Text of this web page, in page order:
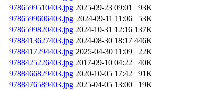
9786599510403.jpg 2025-09-23 09:01
93K
9786599606403.jpg 2024-09-11 11:06
53K
9786599820403.jpg 2024-10-31 12:16 137K
9788413627403.jpg 2024-08-30 18:17 446K
9788417294403.jpg 2025-04-30 11:09
22K
9788425226403.jpg 2017-09-10 04:22
40K
9788466829403.jpg 2020-10-05 17:42
91K
9788476589403.jpg 2025-04-05 13:00
19K